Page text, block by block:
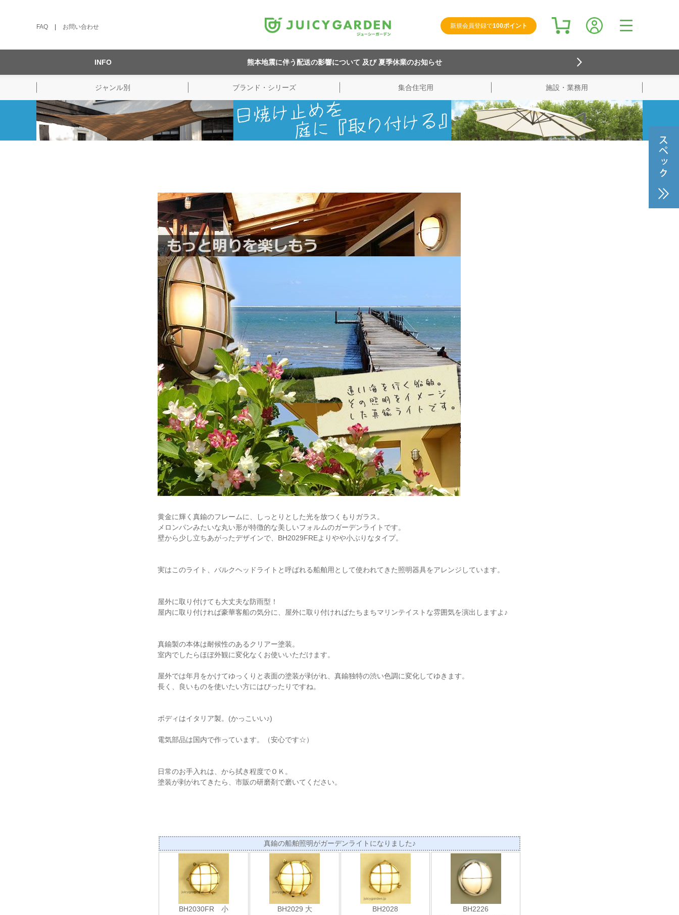
FAQ お問い合わせ 新規会員登録で100ポイント
検索
INFO 熊本地震に伴う配送の影響について 及び 夏季休業のお知らせ
ジャンル別 ブランド・シリーズ 集合住宅用 施設・業務用
黄金に輝く真鍮のフレームに、しっとりとした光を放つくもりガラス。
メロンパンみたいな丸い形が特徴的な美しいフォルムのガーデンライトです。
壁から少し立ちあがったデザインで、BH2029FREよりやや小ぶりなタイプ。
実はこのライト、バルクヘッドライトと呼ばれる船舶用として使われてきた照明器具をアレンジしています。
屋外に取り付けても大丈夫な防雨型！
屋内に取り付ければ豪華客船の気分に、屋外に取り付ければたちまちマリンテイストな雰囲気を演出しますよ♪
真鍮製の本体は耐候性のあるクリアー塗装。
室内でしたらほぼ外観に変化なくお使いいただけます。
屋外では年月をかけてゆっくりと表面の塗装が剥がれ、真鍮独特の渋い色調に変化してゆきます。
長く、良いものを使いたい方にはぴったりですね。
ボディはイタリア製。(かっこいい♪)
電気部品は国内で作っています。（安心です☆）
日常のお手入れは、から拭き程度でＯＫ。
塗装が剥がれてきたら、市販の研磨剤で磨いてください。
真鍮の船舶照明がガーデンライトになりました♪
BH2030FR 小 BH2029 大 BH2028
BH2226